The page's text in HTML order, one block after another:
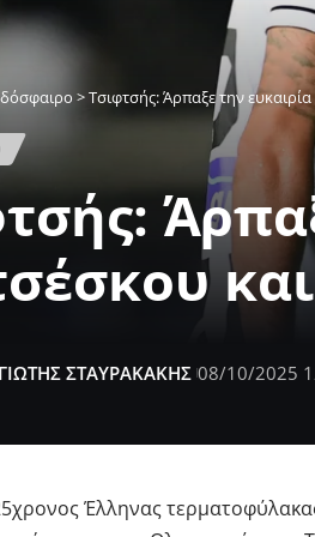
>Τσιφτσής: Άρπαξε την
ΣΤΑΥΡΑΚΑΚΗΣ 08/10/2025
Έλληνας